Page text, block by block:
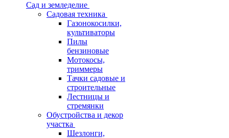
Сад и земледелие
Садовая техника
Газонокосилки,
культиваторы
Пилы
бензиновые
Мотокосы,
триммеры
Тачки садовые и
строительные
Лестницы и
стремянки
Обустройства и декор
участка
Шезлонги,